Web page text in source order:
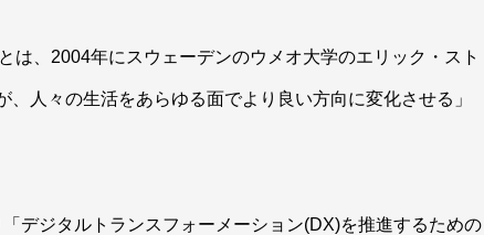
は、2004年にスウェーデンのウメオ大学のエリック・スト
人々の生活をあらゆる面でより良い方向に変化させる」
デジタルトランスフォーメーション(DX)を推進するための